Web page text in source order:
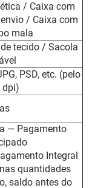
/ Caixa com
/ Caixa com
mala
tecido / Sacola
PSD, etc. (pelo
dpi)
— Pagamento
Integral
quantidades
saldo antes do